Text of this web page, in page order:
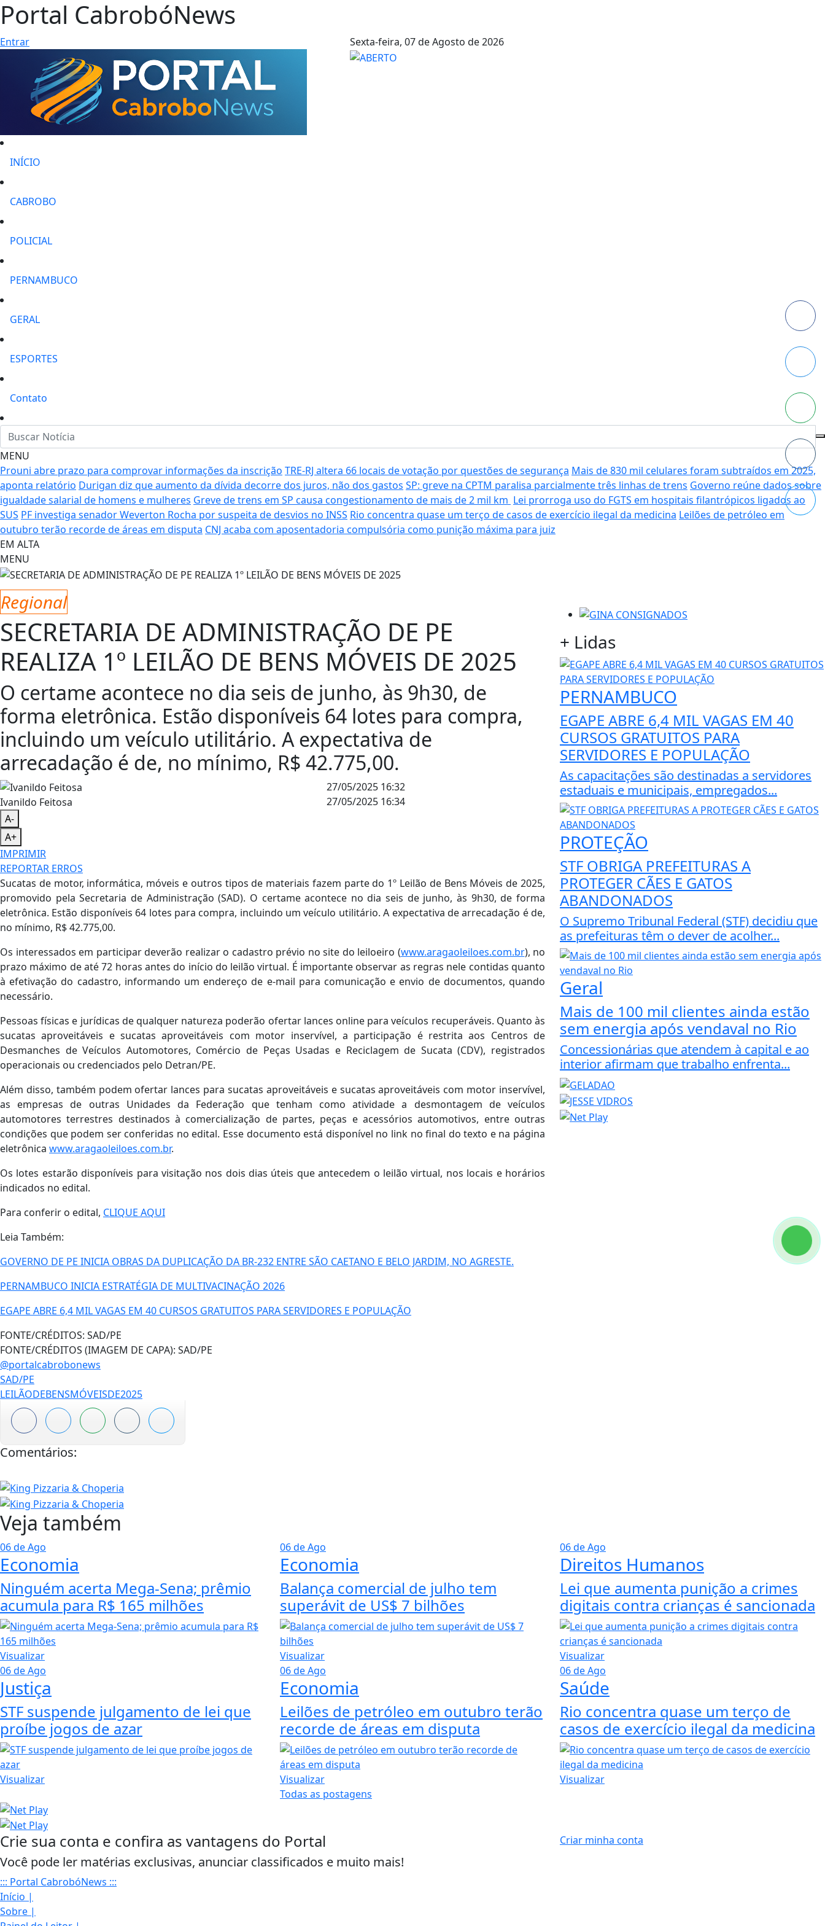
Portal CabrobóNews
Entrar Sexta-feira, 07 de Agosto de 2026
Contato
MENU
Prouni abre prazo para comprovar informações da inscrição TRE-RJ altera 66 locais de votação por questões de segurança
aponta relatório
igualdade salarial de homens e mulheres
SUS PF investiga senador Weverton Rocha por suspeita de desvios no INSS Rio concentra quase um terço de casos de exercício ilegal da medicina
outubro terão recorde de áreas em disputa
EM ALTA
MENU
Regional
SECRETARIA DE ADMINISTRAÇÃO DE PE
REALIZA 1º LEILÃO DE BENS MÓVEIS DE 2025
O certame acontece no dia seis de junho, às 9h30, de
forma eletrônica. Estão disponíveis 64 lotes para compra,
incluindo um veículo utilitário. A expectativa de
arrecadação é de, no mínimo, R$ 42.775,00.
Ivanildo Feitosa
A-
A+
IMPRIMIR
REPORTAR ERROS
promovido pela Secretaria de Administração (SAD). O certame acontece no dia seis de junho, às 9h30, de forma
eletrônica. Estão disponíveis 64 lotes para compra, incluindo um veículo utilitário. A expectativa de arrecadação é de,
no mínimo, R$ 42.775,00.
prazo máximo de até 72 horas antes do início do leilão virtual. É importante observar as regras nele contidas quanto
à efetivação do cadastro, informando um endereço de e-mail para comunicação e envio de documentos, quando
necessário.
sucatas aproveitáveis e sucatas aproveitáveis com motor inservível, a participação é restrita aos Centros de
Desmanches de Veículos Automotores, Comércio de Peças Usadas e Reciclagem de Sucata (CDV), registrados
operacionais ou credenciados pelo Detran/PE.
Além disso, também podem ofertar lances para sucatas aproveitáveis e sucatas aproveitáveis com motor inservível,
automotores terrestres destinados à comercialização de partes, peças e acessórios automotivos, entre outras
condições que podem ser conferidas no edital. Esse documento está disponível no link no final do texto e na página
indicados no edital.
Para conferir o edital,CLIQUE AQUI
Leia Também:
GOVERNO DE PE INICIA OBRAS DA DUPLICAÇÃO DA BR-232 ENTRE SÃO CAETANO E BELO JARDIM, NO AGRESTE.
PERNAMBUCO INICIA ESTRATÉGIA DE MULTIVACINAÇÃO 2026
EGAPE ABRE 6,4 MIL VAGAS EM 40 CURSOS GRATUITOS PARA SERVIDORES E POPULAÇÃO
FONTE/CRÉDITOS:SAD/PE
FONTE/CRÉDITOS (IMAGEM DE CAPA):
@portalcabrobonews
SAD/PE
LEILÃODEBENSMÓVEISDE2025
Comentários:
+Lidas
PERNAMBUCO
EGAPE ABRE 6,4 MIL VAGAS EM 40
CURSOS GRATUITOS PARA
SERVIDORES E POPULAÇÃO
As capacitações são destinadas a servidores
estaduais e municipais, empregados...
PROTEÇÃO
STF OBRIGA PREFEITURAS A
PROTEGER CÃES E GATOS
ABANDONADOS
O Supremo Tribunal Federal (STF) decidiu que
as prefeituras têm o dever de acolher...
Geral
Mais de 100 mil clientes ainda estão
sem energia após vendaval no Rio
Concessionárias que atendem à capital e ao
interior afirmam que trabalho enfrenta...
Veja também
06 de Ago
Economia
Ninguém acerta Mega-Sena; prêmio
acumula para R$ 165 milhões
Visualizar
06 de Ago
Economia
Balança comercial de julho tem
superávit de US$ 7 bilhões
Visualizar
06 de Ago
Direitos Humanos
Lei que aumenta punição a crimes
digitais contra crianças é sancionada
Visualizar
06 de Ago
Justiça
STF suspende julgamento de lei que
proíbe jogos de azar
Visualizar
06 de Ago
Economia
Leilões de petróleo em outubro terão
recorde de áreas em disputa
Visualizar
06 de Ago
Saúde
Rio concentra quase um terço de
casos de exercício ilegal da medicina
Visualizar
Todas as postagens
Crie sua conta e confira as vantagens do Portal
Você pode ler matérias exclusivas, anunciar classificados e muito mais!